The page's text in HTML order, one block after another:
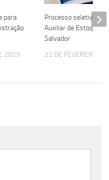
para
2025
Processo seletivo
Auxiliar de Estoque
Salvador
22 DE FEVEREIRO